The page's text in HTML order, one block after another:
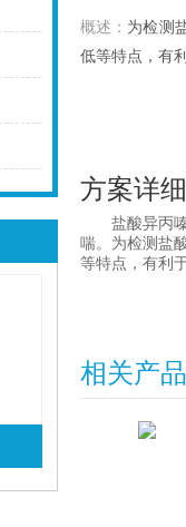
概述： 为检测
低等特点，有
方案详
盐酸异丙
喘。为检测盐
等特点，有利
相关产